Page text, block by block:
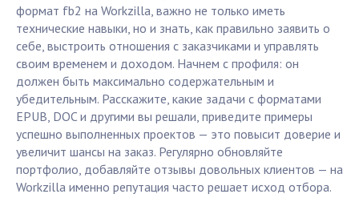
формат fb2 на Workzilla, важно не только иметь
технические навыки, но и знать, как правильно заявить о
себе, выстроить отношения с заказчиками и управлять
своим временем и доходом. Начнем с профиля: он
должен быть максимально содержательным и
убедительным. Расскажите, какие задачи с форматами
EPUB, DOC и другими вы решали, приведите примеры
успешно выполненных проектов — это повысит доверие и
увеличит шансы на заказ. Регулярно обновляйте
портфолио, добавляйте отзывы довольных клиентов — на
Workzilla именно репутация часто решает исход отбора.